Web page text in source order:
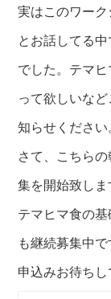
実はこのワー
とお話してる
でした。テマ
って欲しいな
知らせください。
さて、こちら
集を開始致し
テマヒマ食の
も継続募集中
申込みお待ちし